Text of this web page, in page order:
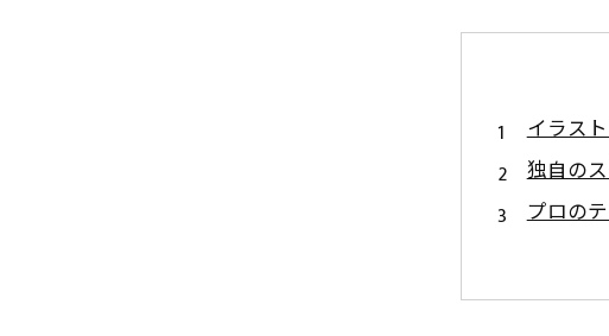
イラス
独自の
プロの
新しい
インス